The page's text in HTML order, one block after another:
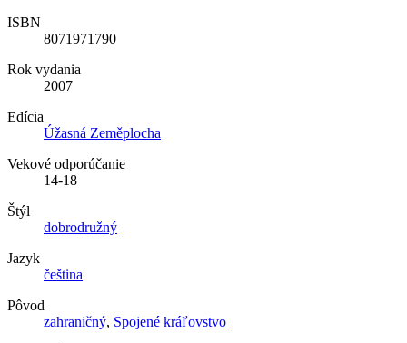
ISBN
8071971790
Rok vydania
2007
Edícia
Úžasná Zeměplocha
Vekové odporúčanie
14-18
Štýl
dobrodružný
Jazyk
čeština
Pôvod
zahraničný, Spojené kráľovstvo